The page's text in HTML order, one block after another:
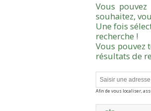
Vous
souhaitez,
Une fois
recherche !
Vous pouvez
résultats de
Afin de vous localiser,